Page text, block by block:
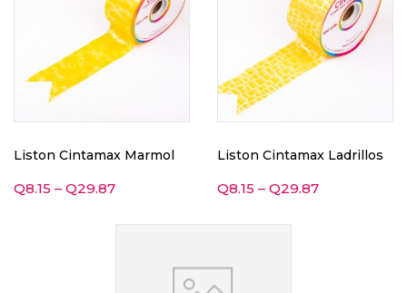
Liston Cintamax Marmol
Q8.15 – Q29.87
Liston Cintamax Ladrillos
Q8.15 – Q29.87